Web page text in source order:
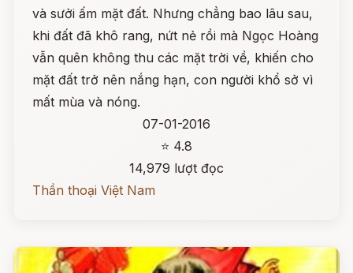
và sưởi ấm mặt đất. Nhưng chẳng bao lâu sau,
khi đất đã khô rang, nứt nẻ rồi mà Ngọc Hoàng
vẫn quên không thu các mặt trời về, khiến cho
mặt đất trở nên nắng hạn, con người khổ sở vì
mất mùa và nóng.
07-01-2016
⭐ 4.8
14,979 lượt đọc
Thần thoại Việt Nam